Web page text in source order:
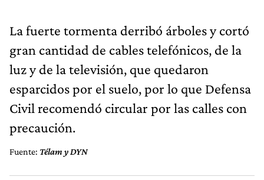
La fuerte tormenta derribó árboles y cortó
gran cantidad de cables telefónicos, de la
luz y de la televisión, que quedaron
esparcidos por el suelo, por lo que Defensa
Civil recomendó circular por las calles con
precaución.
Fuente: Télam y DYN